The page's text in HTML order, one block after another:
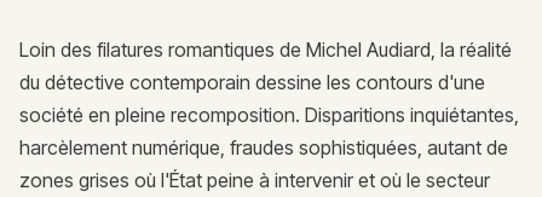
Loin des filatures romantiques de Michel Audiard, la réalité
du détective contemporain dessine les contours d'une
société en pleine recomposition. Disparitions inquiétantes,
harcèlement numérique, fraudes sophistiquées, autant de
zones grises où l'État peine à intervenir et où le secteur